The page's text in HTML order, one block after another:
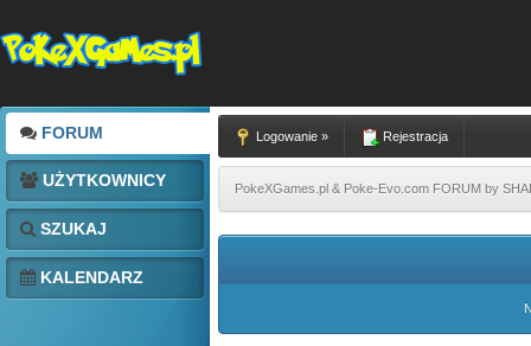
FORUM
UŻYTKOWNICY
SZUKAJ
KALENDARZ
Logowanie » Rejestracja
PokeXGames.pl & Poke-Evo.com FORUM by